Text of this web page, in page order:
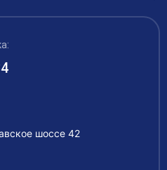
образовательной
состав
обеспечение
– дистанционное
шоссе 42